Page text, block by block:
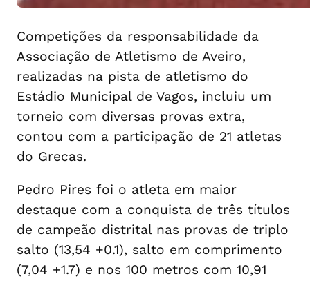
Competições da responsabilidade da
Associação de Atletismo de Aveiro,
realizadas na pista de atletismo do
Estádio Municipal de Vagos, incluiu um
torneio com diversas provas extra,
contou com a participação de 21 atletas
do Grecas.
Pedro Pires foi o atleta em maior
destaque com a conquista de três títulos
de campeão distrital nas provas de triplo
salto (13,54 +0.1), salto em comprimento
(7,04 +1.7) e nos 100 metros com 10,91